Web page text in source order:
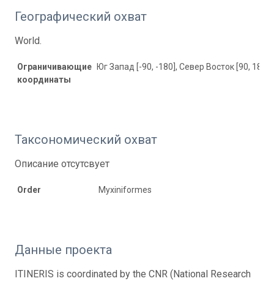
Географический охват
World.
Ограничивающие
координаты
Юг Запад [-90, -180], Север Восток [90, 180]
Таксономический охват
Описание отсутсвует
Order Myxiniformes
Данные проекта
ITINERIS is coordinated by the CNR (National Research